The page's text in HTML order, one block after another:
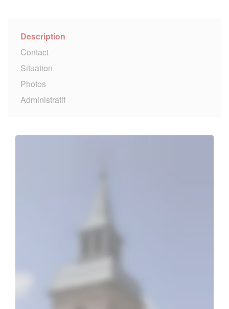
Description
Contact
Situation
Photos
Administratif